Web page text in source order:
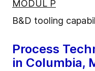
MODUL P
B&D tooling
Process
in Columbia,